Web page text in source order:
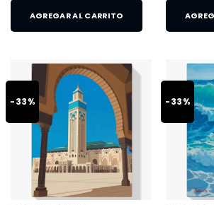
AGREGAR AL CARRITO
-33% -33%